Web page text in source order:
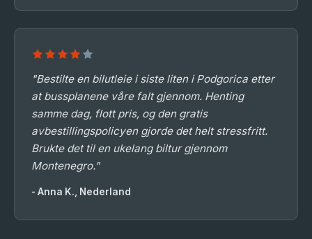
"Bestilte en bilutleie i siste liten i Podgorica etter
at bussplanene våre falt gjennom. Henting
samme dag, flott pris, og den gratis
avbestillingspolicyen gjorde det helt stressfritt.
Brukte det til en ukelang biltur gjennom
Montenegro."
- Anna K., Nederland